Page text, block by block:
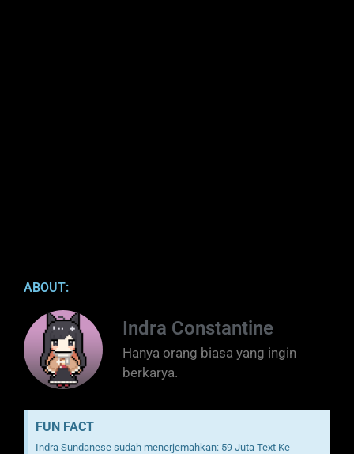
ABOUT:
Indra Constantine
Hanya orang biasa yang ingin
berkarya.
FUN FACT
Indra Sundanese sudah menerjemahkan: 59 Juta Text Ke